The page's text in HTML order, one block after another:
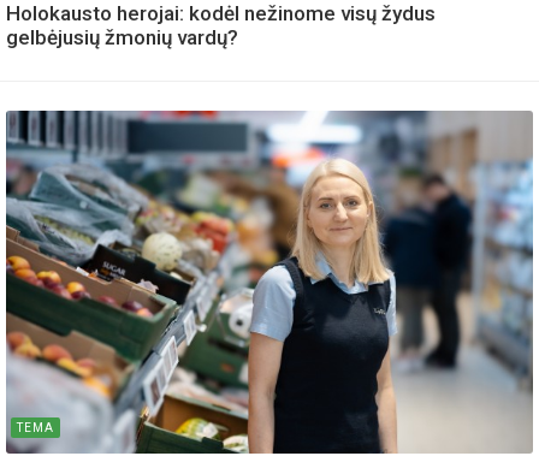
Holokausto herojai: kodėl nežinome visų žydus
gelbėjusių žmonių vardų?
TEMA